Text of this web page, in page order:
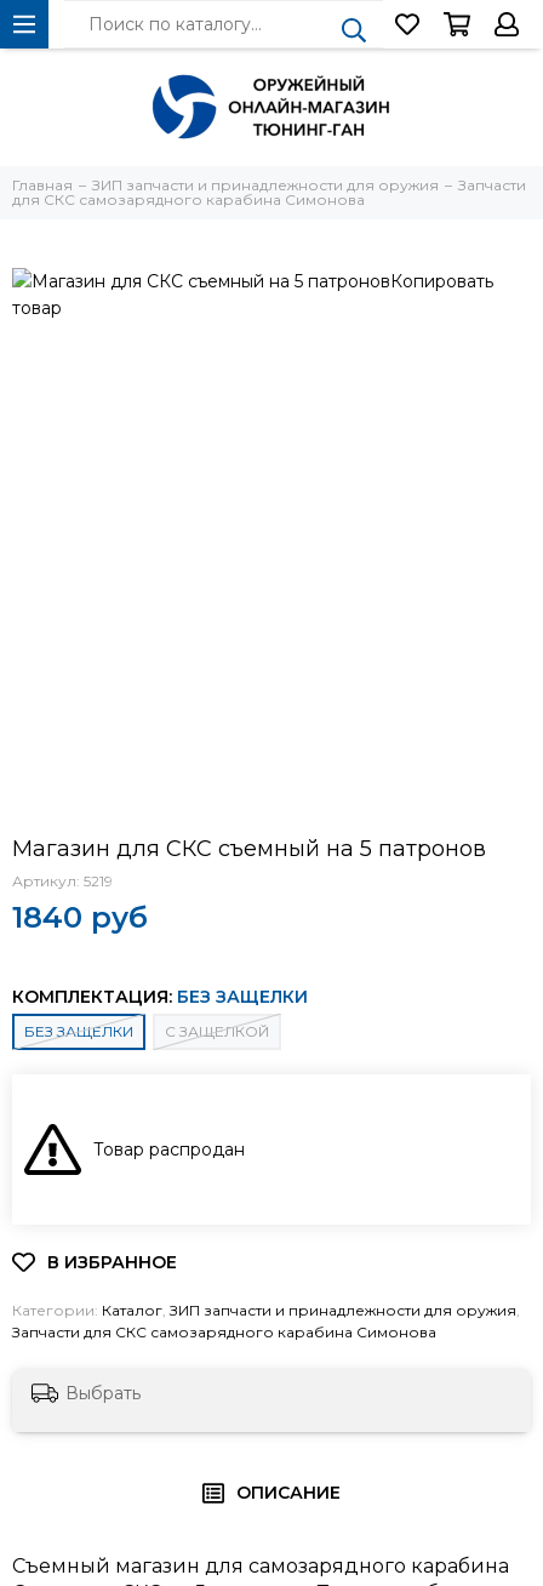
Главная ЗИП запчасти и принадлежности для оружия
Запчасти
для СКС самозарядного карабина Симонова
Магазин для СКС съемный на 5 патронов
Артикул: 5219
1840 руб
КОМПЛЕКТАЦИЯ: БЕЗ ЗАЩЕЛКИ
БЕЗ ЗАЩЕЛКИ С ЗАЩЕЛКОЙ
Товар распродан
Категории: Каталог,ЗИП запчасти и принадлежности для оружия,
Запчасти для СКС самозарядного карабина Симонова
Выбрать
ОПИСАНИЕ
Съемный магазин для самозарядного карабина